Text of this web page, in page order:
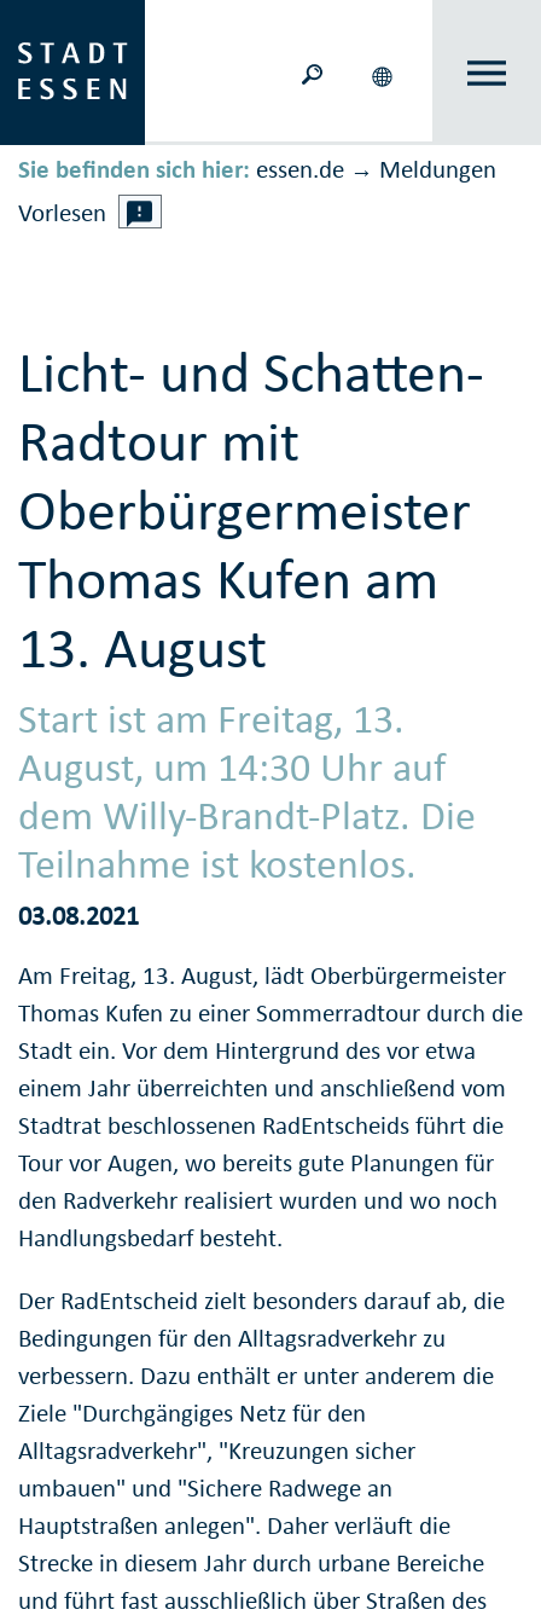
Sie befinden sich hier: essen.de → Meldungen
Vorlesen
Licht- und Schatten-
Radtour mit
Oberbürgermeister
Thomas Kufen am
13. August
Start ist am Freitag, 13.
August, um 14:30 Uhr auf
dem Willy-Brandt-Platz. Die
Teilnahme ist kostenlos.
03.08.2021
Am Freitag, 13. August, lädt Oberbürgermeister
Thomas Kufen zu einer Sommerradtour durch die
Stadt ein. Vor dem Hintergrund des vor etwa
einem Jahr überreichten und anschließend vom
Stadtrat beschlossenen RadEntscheids führt die
Tour vor Augen, wo bereits gute Planungen für
den Radverkehr realisiert wurden und wo noch
Handlungsbedarf besteht.
Der RadEntscheid zielt besonders darauf ab, die
Bedingungen für den Alltagsradverkehr zu
verbessern. Dazu enthält er unter anderem die
Ziele "Durchgängiges Netz für den
Alltagsradverkehr", "Kreuzungen sicher
umbauen" und "Sichere Radwege an
Hauptstraßen anlegen". Daher verläuft die
Strecke in diesem Jahr durch urbane Bereiche
und führt fast ausschließlich über Straßen des